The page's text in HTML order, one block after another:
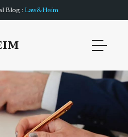
Blog : Law&Heim